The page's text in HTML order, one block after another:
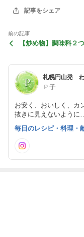
記事をシェア
前の記事
【炒め物】調味料２
札幌円山発 わ
Ｐ子
お安く、おいしく、カ
抜きに見えないように
道の美味しい食材も紹
始めました。 市内スー
毎日のレシピ・料理・